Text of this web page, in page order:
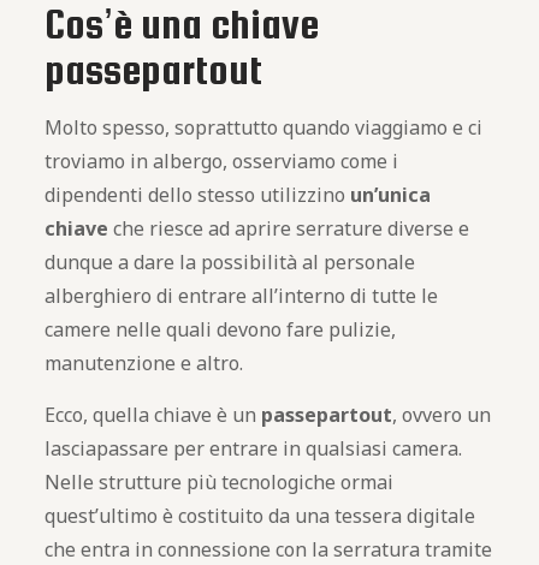
Cos’è una chiave
passepartout
Molto spesso, soprattutto quando viaggiamo e ci
troviamo in albergo, osserviamo come i
dipendenti dello stesso utilizzino un’unica
chiave che riesce ad aprire serrature diverse e
dunque a dare la possibilità al personale
alberghiero di entrare all’interno di tutte le
camere nelle quali devono fare pulizie,
manutenzione e altro.
Ecco, quella chiave è un passepartout, ovvero un
lasciapassare per entrare in qualsiasi camera.
Nelle strutture più tecnologiche ormai
quest’ultimo è costituito da una tessera digitale
che entra in connessione con la serratura tramite